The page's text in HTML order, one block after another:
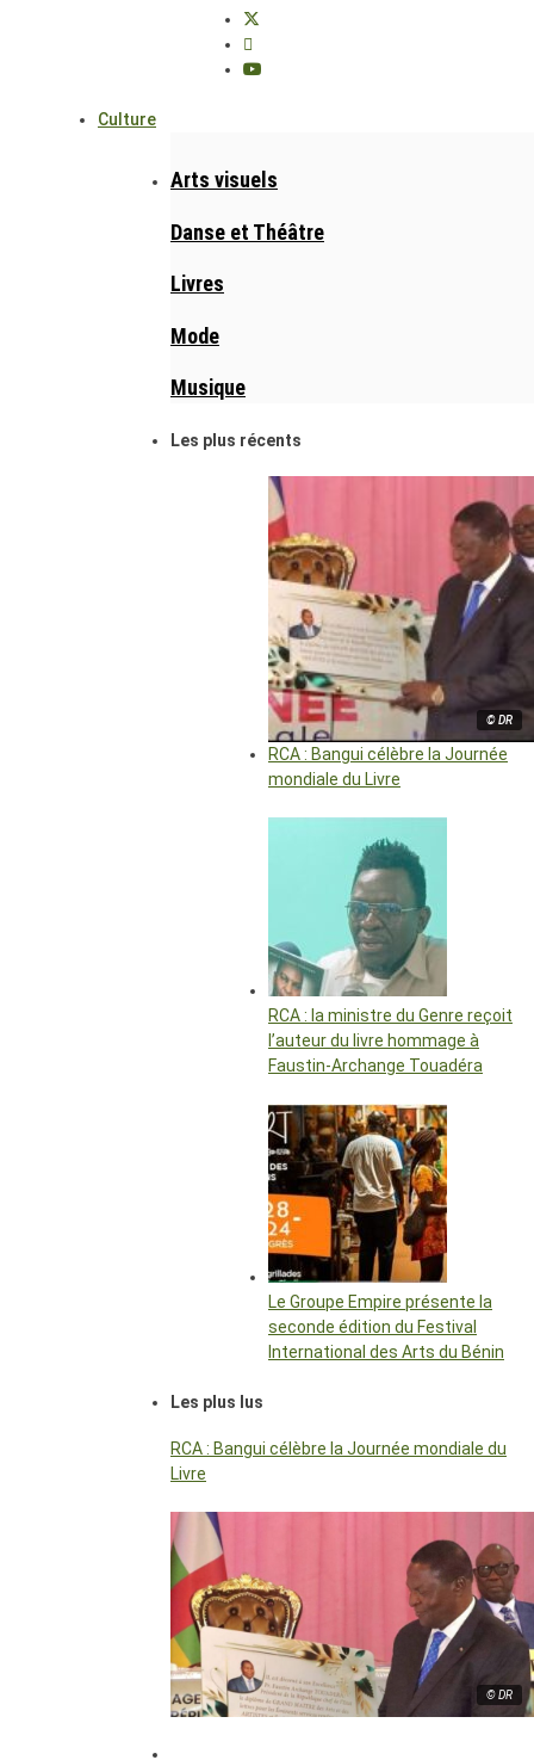
Culture
Arts visuels
Danse et Théâtre
Livres
Mode
Musique
Les plus récents
© DR
RCA : Bangui célèbre la Journée
mondiale du Livre
RCA : la ministre du Genre reçoit
l’auteur du livre hommage à
Faustin-Archange Touadéra
Le Groupe Empire présente la
seconde édition du Festival
International des Arts du Bénin
Les plus lus
RCA : Bangui célèbre la Journée mondiale du
Livre
© DR